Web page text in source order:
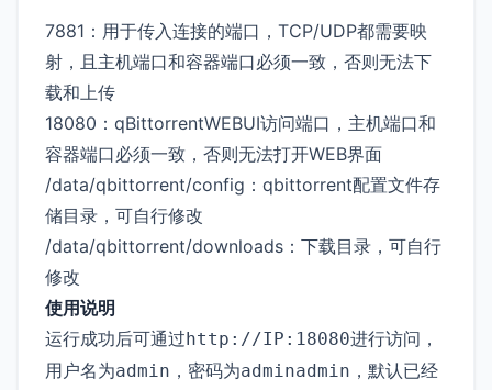
7881：用于传入连接的端口，TCP/UDP都需要映
射，且主机端口和容器端口必须一致，否则无法下
载和上传
18080：qBittorrentWEBUI访问端口，主机端口和
容器端口必须一致，否则无法打开WEB界面
/data/qbittorrent/config：qbittorrent配置文件存
储目录，可自行修改
/data/qbittorrent/downloads：下载目录，可自行
修改
使用说明
运行成功后可通过http://IP:18080进行访问，
用户名为admin ，密码为adminadmin ，默认已经